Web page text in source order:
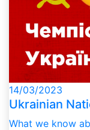
14/03/2023
Ukrainian
What we know